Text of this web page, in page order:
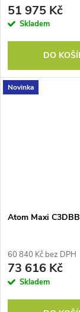
51 975 Kč
Skladem
DO
Novinka
Atom Maxi C3DBB
60 840 Kč bez DPH
73 616 Kč
Skladem